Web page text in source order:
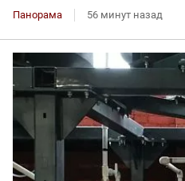
Панорама 56 минут назад